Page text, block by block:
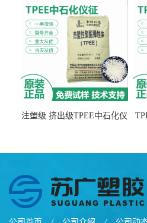
注塑级 挤出级TPEE中石化仪